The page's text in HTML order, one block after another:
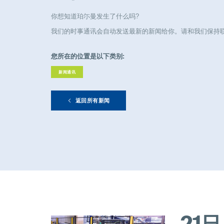
你想知道珀尓曼发生了什么吗?
我们的时事通讯会自动发送最新的新闻给你。请和我们保持
您所在的位置是以下类别:
新闻通讯
返回所有新闻